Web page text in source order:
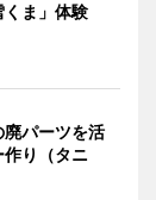
くま」体験
パーツを活
り（タニ